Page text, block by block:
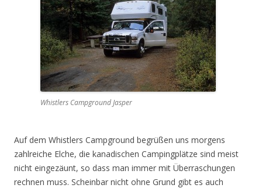
Whistlers Campground Jasper
Auf dem Whistlers Campground begrüßen uns morgens
zahlreiche Elche, die kanadischen Campingplätze sind meist
nicht eingezäunt, so dass man immer mit Überraschungen
rechnen muss. Scheinbar nicht ohne Grund gibt es auch